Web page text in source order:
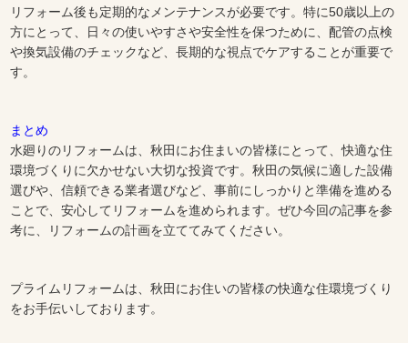
リフォーム後も定期的なメンテナンスが必要です。特に50歳以上の
方にとって、日々の使いやすさや安全性を保つために、配管の点検
や換気設備のチェックなど、長期的な視点でケアすることが重要で
す。
まとめ
水廻りのリフォームは、秋田にお住まいの皆様にとって、快適な住
環境づくりに欠かせない大切な投資です。秋田の気候に適した設備
選びや、信頼できる業者選びなど、事前にしっかりと準備を進める
ことで、安心してリフォームを進められます。ぜひ今回の記事を参
考に、リフォームの計画を立ててみてください。
プライムリフォームは、秋田にお住いの皆様の快適な住環境づくり
をお手伝いしております。